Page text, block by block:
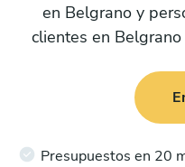
en Belgrano y
clientes en
Presupuestos en 20